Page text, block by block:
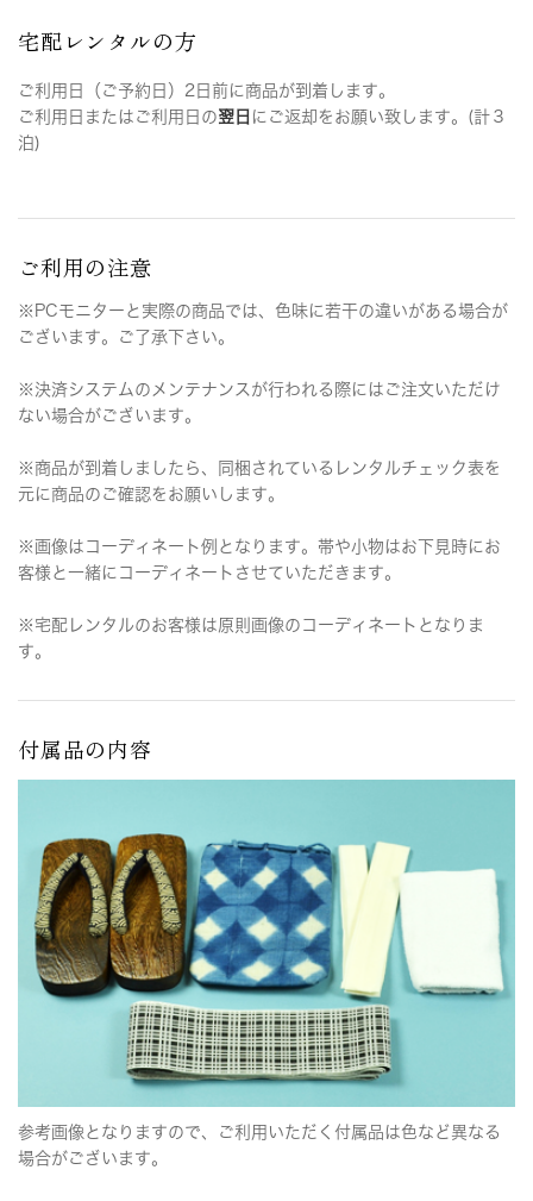
宅配レンタルの方
ご利用日（ご予約日）2日前に商品が到着します。
ご利用日またはご利用日の翌日 にご返却をお願い致します。(計３
泊)
ご利用の注意
※PCモニターと実際の商品では、色味に若干の違いがある場合が
ございます。ご了承下さい。
※決済システムのメンテナンスが行われる際にはご注文いただけ
ない場合がございます。
※商品が到着しましたら、同梱されているレンタルチェック表を
元に商品のご確認をお願いします。
※画像はコーディネート例となります。帯や小物はお下見時にお
客様と一緒にコーディネートさせていただきます。
※宅配レンタルのお客様は原則画像のコーディネートとなりま
す。
付属品の内容
参考画像となりますので、ご利用いただく付属品は色など異なる
場合がございます。